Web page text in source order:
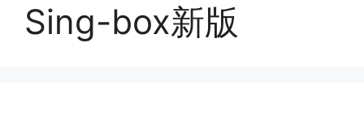
Sing-box新版